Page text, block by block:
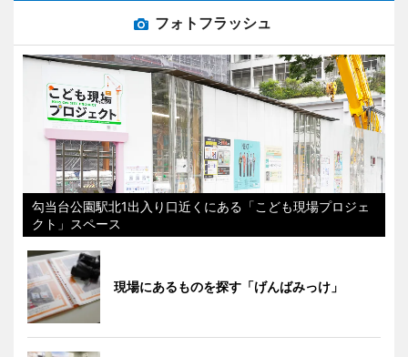
フォトフラッシュ
勾当台公園駅北1出入り口近くにある「こども現場プロジェ
クト」スペース
現場にあるものを探す「げんばみっけ」